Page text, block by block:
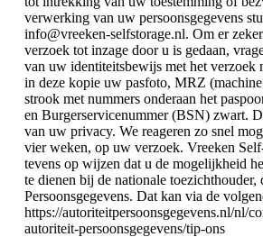
verwerking van uw persoonsgegevens
info@vreeken-selfstorage.nl. Om er
verzoek tot inzage door u is gedaan,
van uw identiteitsbewijs met het verzoek
in deze kopie uw pasfoto, MRZ (machine
strook met nummers onderaan het
en Burgerservicenummer (BSN) zwart.
van uw privacy. We reageren zo snel
vier weken, op uw verzoek. Vreeken
tevens op wijzen dat u de mogelijkheid
te dienen bij de nationale toezichthouder,
Persoonsgegevens. Dat kan via de
https://autoriteitpersoonsgegevens.nl/nl/
autoriteit-persoonsgegevens/tip-ons